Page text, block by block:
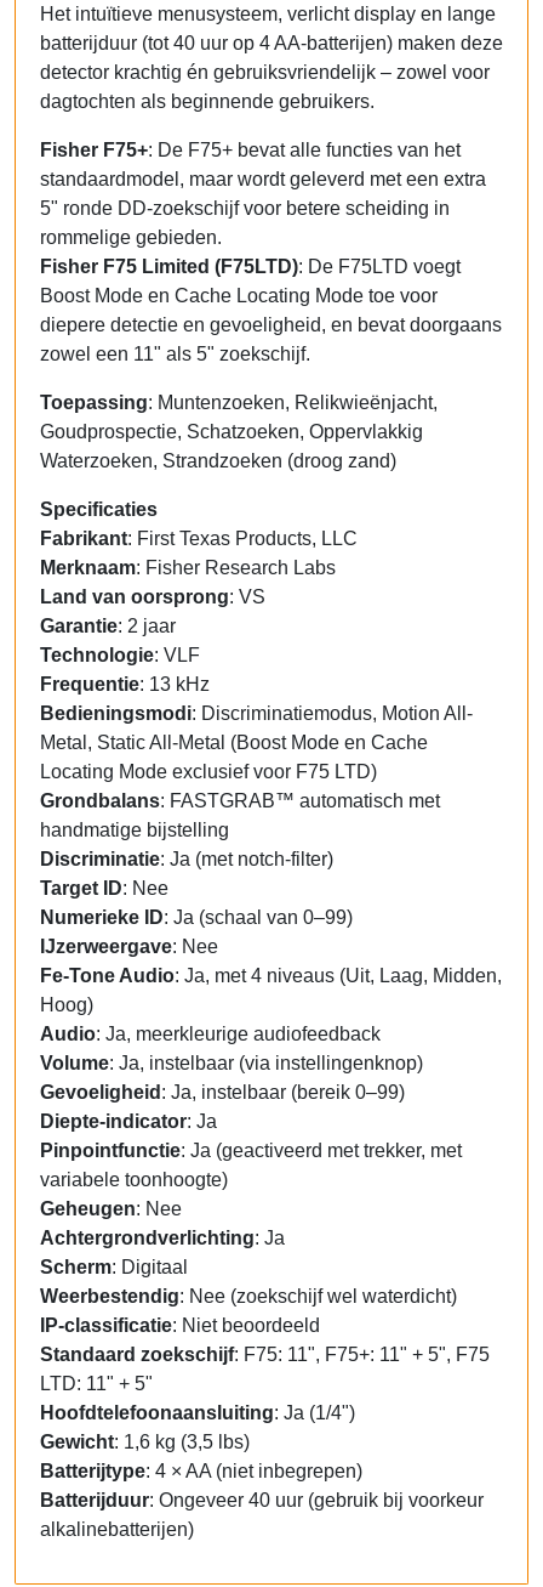
Het intuïtieve menusysteem, verlicht display en lange
batterijduur (tot 40 uur op 4 AA-batterijen) maken deze
detector krachtig én gebruiksvriendelijk – zowel voor
dagtochten als beginnende gebruikers.
Fisher F75+: De F75+ bevat alle functies van het
standaardmodel, maar wordt geleverd met een extra
5" ronde DD-zoekschijf voor betere scheiding in
rommelige gebieden.
Fisher F75 Limited (F75LTD): De F75LTD voegt
Boost Mode en Cache Locating Mode toe voor
diepere detectie en gevoeligheid, en bevat doorgaans
zowel een 11" als 5" zoekschijf.
Toepassing: Muntenzoeken, Relikwieënjacht,
Goudprospectie, Schatzoeken, Oppervlakkig
Waterzoeken, Strandzoeken (droog zand)
Specificaties
Fabrikant: First Texas Products, LLC
Merknaam: Fisher Research Labs
Land van oorsprong: VS
Garantie: 2 jaar
Technologie: VLF
Frequentie: 13 kHz
Bedieningsmodi: Discriminatiemodus, Motion All-
Metal, Static All-Metal (Boost Mode en Cache
Locating Mode exclusief voor F75 LTD)
Grondbalans: FASTGRAB™ automatisch met
handmatige bijstelling
Discriminatie: Ja (met notch-filter)
Target ID: Nee
Numerieke ID: Ja (schaal van 0–99)
IJzerweergave: Nee
Fe-Tone Audio: Ja, met 4 niveaus (Uit, Laag, Midden,
Hoog)
Audio: Ja, meerkleurige audiofeedback
Volume: Ja, instelbaar (via instellingenknop)
Gevoeligheid : Ja, instelbaar (bereik 0–99)
Diepte-indicator: Ja
Pinpointfunctie: Ja (geactiveerd met trekker, met
variabele toonhoogte)
Geheugen: Nee
Achtergrondverlichting: Ja
Scherm: Digitaal
Weerbestendig: Nee (zoekschijf wel waterdicht)
IP-classificatie: Niet beoordeeld
Standaard zoekschijf: F75: 11", F75+: 11" + 5", F75
LTD: 11" + 5"
Hoofdtelefoonaansluiting: Ja (1/4")
Gewicht: 1,6 kg (3,5 lbs)
Batterijtype: 4 × AA (niet inbegrepen)
Batterijduur: Ongeveer 40 uur (gebruik bij voorkeur
alkalinebatterijen)